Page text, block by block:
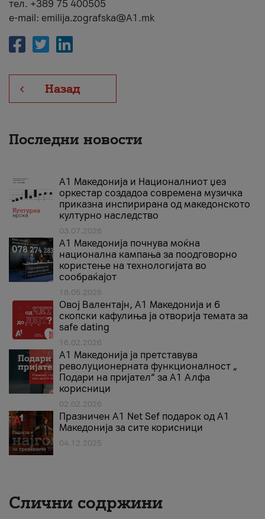
тел. +389 75 400505
e-mail: emilija.zografska@A1.mk
Назад
Последни новости
А1 Македонија и Националниот џез
оркестар создадоа современа музичка
приказна инспирирана од македонското
културно наследство
03.07.2026
A1 Македонија почнува моќна
национална кампања за поодговорно
користење на технологијата во
сообраќајот
18.05.2026
Овој Валентајн, A1 Македонија и 6
скопски кафулиња ја отворија темата за
safe dating
16.02.2026
А1 Македонија ја претставува
револуционерната функционалност „
Подари на пријател“ за А1 Алфа
корисници
02.02.2026
Празничен A1 Net Sеf подарок од А1
Македонија за сите корисници
04.12.2025
Слични содржини